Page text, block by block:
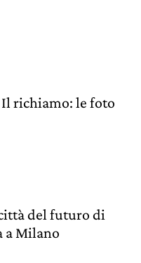
richiamo: le foto
del futuro di
a Milano